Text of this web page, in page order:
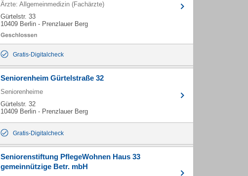
Ärzte: Allgemeinmedizin (Fachärzte)
Gürtelstr. 33
10409 Berlin - Prenzlauer Berg
Gratis-Digitalcheck
Seniorenheim Gürtelstraße 32
Seniorenheime
Gürtelstr. 32
10409 Berlin - Prenzlauer Berg
Gratis-Digitalcheck
Seniorenstiftung PflegeWohnen Haus 33
gemeinnützige Betr. mbH